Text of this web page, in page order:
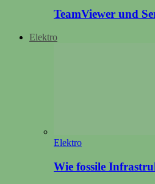
TeamViewer und
Elektro
Elektro
Wie fossile